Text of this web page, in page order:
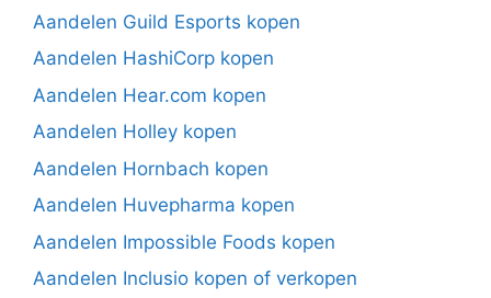
Aandelen Guild Esports kopen
Aandelen HashiCorp kopen
Aandelen Hear.com kopen
Aandelen Holley kopen
Aandelen Hornbach kopen
Aandelen Huvepharma kopen
Aandelen Impossible Foods kopen
Aandelen Inclusio kopen of verkopen